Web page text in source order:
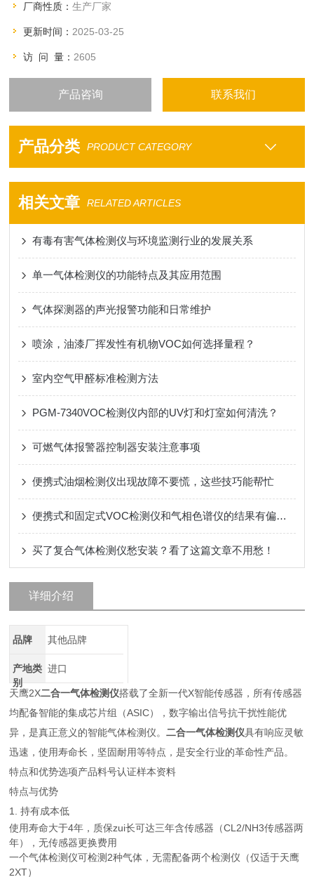
厂商性质：生产厂家
更新时间： 2025-03-25
访 问 量： 2605
产品咨询 联系我们
产品分类 PRODUCT CATEGORY
相关文章 RELATED ARTICLES
有毒有害气体检测仪与环境监测行业的发展关系
单一气体检测仪的功能特点及其应用范围
气体探测器的声光报警功能和日常维护
喷涂，油漆厂挥发性有机物VOC如何选择量程？
室内空气甲醛标准检测方法
PGM-7340VOC检测仪内部的UV灯和灯室如何清洗？
可燃气体报警器控制器安装注意事项
便携式油烟检测仪出现故障不要慌，这些技巧能帮忙
便携式和固定式VOC检测仪和气相色谱仪的结果有偏差怎么办?
买了复合气体检测仪愁安装？看了这篇文章不用愁！
详细介绍
品牌 其他品牌
产地类
别
进口
天鹰2X二合一气体检测仪搭载了全新一代X智能传感器，所有传感器
均配备智能的集成芯片组（ASIC），数字输出信号抗干扰性能优
异，是真正意义的智能气体检测仪。二合一气体检测仪具有响应灵敏
迅速，使用寿命长，坚固耐用等特点，是安全行业的革命性产品。
特点和优势选项产品料号认证样本资料
特点与优势
1. 持有成本低
使用寿命大于4年，质保zui长可达三年含传感器（CL2/NH3传感器两
年），无传感器更换费用
一个气体检测仪可检测2种气体，无需配备两个检测仪（仅适于天鹰
2XT）